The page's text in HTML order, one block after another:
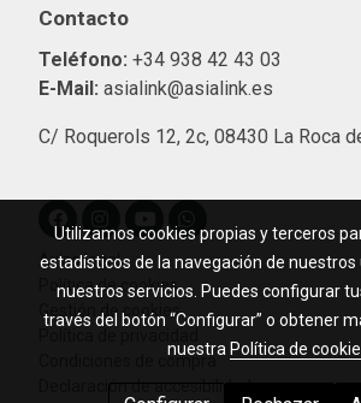
Contacto
Teléfono: +34 938 42 43 03
E-Mail: asialink@asialink.es
C/ Roquerols 12, 2c, 08430 La Roca
Aviso legal
Política de cookies
Gestión de cookies
Condiciones de compra
Utilizamos cookies propias y terceros
estadísticos de la navegación de
nuestros servicios. Puedes configurar
través del botón “Configurar” o obtener
nuestra Política de